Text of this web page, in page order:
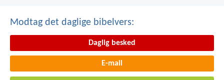
Modtag det daglige bibelvers:
Daglig besked
E-mail